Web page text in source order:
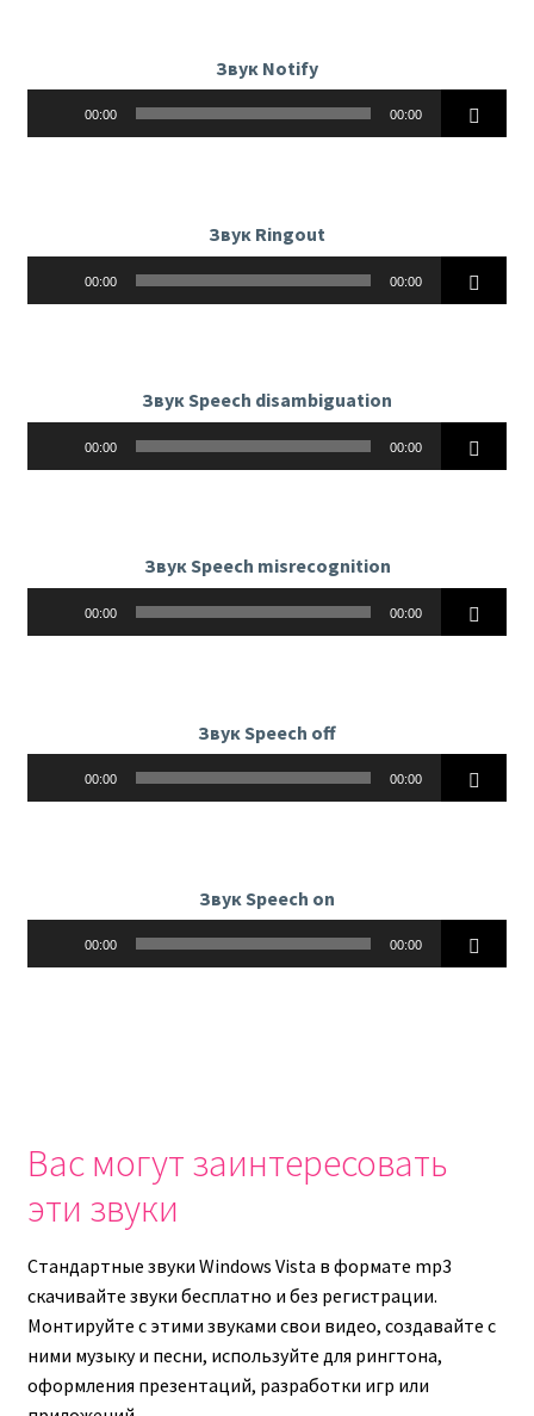
Звук Notify
00:00 00:00
Звук Ringout
00:00 00:00
Звук Speech disambiguation
00:00 00:00
Звук Speech misrecognition
00:00 00:00
Звук Speech off
00:00 00:00
Звук Speech on
00:00 00:00
Вас могут заинтересовать
эти звуки
Стандартные звуки Windows Vista в формате mp3
скачивайте звуки бесплатно и без регистрации.
Монтируйте с этими звуками свои видео, создавайте с
ними музыку и песни, используйте для рингтона,
оформления презентаций, разработки игр или